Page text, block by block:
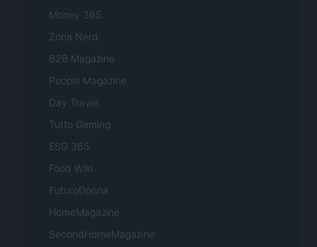
Money 365
Zona Nerd
B2B Magazine
People Magazine
Day Travel
Tutto Gaming
ESG 365
Food Wiki
FuturoDonna
HomeMagazine
SecondHomeMagazine